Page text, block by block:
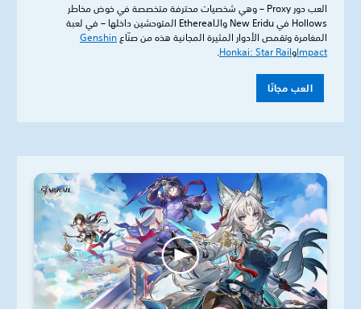
العب دور Proxy – وهي شخصيات محترفة متخصصة في خوض مخاطر
Hollows في New Eridu والـEthereal المتوحشين داخلها – في لعبة
المغامرة وتقمص الأدوار المثيرة المجانية هذه من صنّاعGenshin
ImpactوHonkai: Star Rail
.
العب مجانًا